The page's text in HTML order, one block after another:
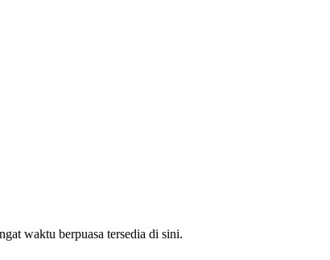
waktu berpuasa tersedia di sini.